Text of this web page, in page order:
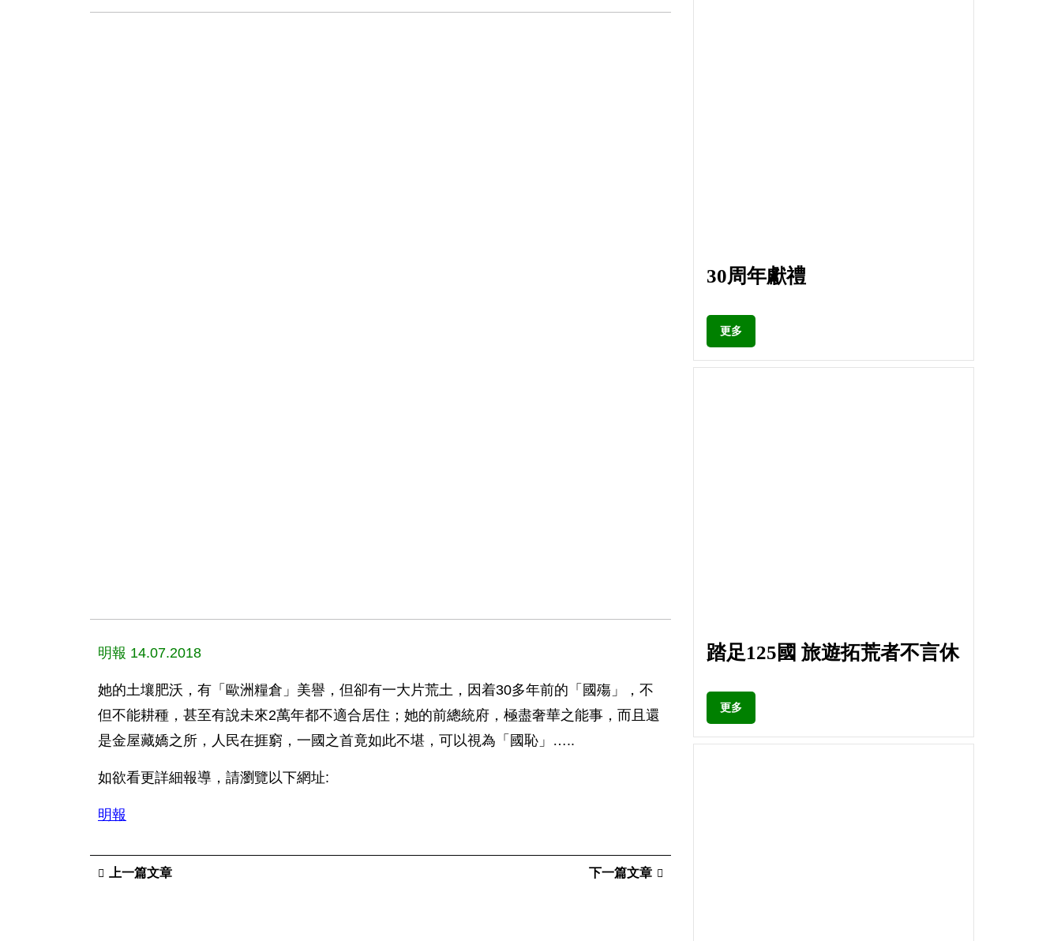
明報 14.07.2018
她的土壤肥沃，有「歐洲糧倉」美譽，但卻有一大片荒土，因着30多年前的「國殤」，不
但不能耕種，甚至有說未來2萬年都不適合居住；她的前總統府，極盡奢華之能事，而且還
是金屋藏嬌之所，人民在捱窮，一國之首竟如此不堪，可以視為「國恥」…..
如欲看更詳細報導，請瀏覽以下網址:
明報
上一篇文章 下一篇文章
30周年獻禮
更多
踏足125國 旅遊拓荒者不言休
更多